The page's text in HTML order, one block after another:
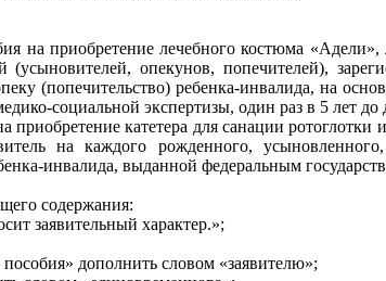
на приобретение лечебного костюма
опекунов, попечителей),
(попечительство) ребенка-инвалида, на
социальной экспертизы, один раз в 5 лет до
катетера для санации
на каждого рожденного,
инвалида, выданной федеральным
содержания:
заявительный характер.»;
дополнить словом «заявителю»;